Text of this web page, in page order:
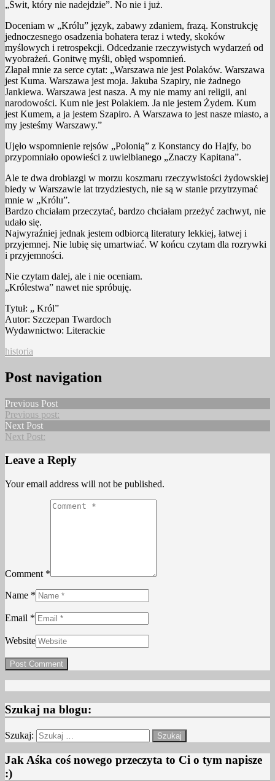
„Świt, który nie nadejdzie”. No nie i już.
Doceniam w „Królu” język, zabawy zdaniem, frazą. Konstrukcję
jednoczesnego osadzenia bohatera teraz i wtedy, skoków
myślowych i retrospekcji. Odcedzanie rzeczywistych wydarzeń od
wyobrażeń. Gonitwę myśli, obłęd wspomnień.
Złapał mnie za serce cytat: „Warszawa nie jest Polaków. Warszawa
jest Kuma. Warszawa jest moja. Jakuba Szapiry, nie żadnego
Jankiewa. Warszawa jest nasza. A my nie mamy ani religii, ani
narodowości. Kum nie jest Polakiem. Ja nie jestem Żydem. Kum
jest Kumem, a ja jestem Szapiro. A Warszawa to jest nasze miasto, a
my jesteśmy Warszawy.”
Ujęło wspomnienie rejsów „Polonią” z Konstancy do Hajfy, bo
przypomniało opowieści z uwielbianego „Znaczy Kapitana”.
Ale te dwa drobiazgi w morzu koszmaru rzeczywistości żydowskiej
biedy w Warszawie lat trzydziestych, nie są w stanie przytrzymać
mnie w „Królu”.
Bardzo chciałam przeczytać, bardzo chciałam przeżyć zachwyt, nie
udało się.
Najwyraźniej jednak jestem odbiorcą literatury lekkiej, łatwej i
przyjemnej. Nie lubię się umartwiać. W końcu czytam dla rozrywki
i przyjemności.
Nie czytam dalej, ale i nie oceniam.
„Królestwa” nawet nie spróbuję.
Tytuł: „ Król”
Autor: Szczepan Twardoch
Wydawnictwo: Literackie
historia
Post navigation
Previous Post
Previous post:
Next Post
Next Post:
Leave a Reply
Your email address will not be published.
Comment *
Name *
Email *
Website
Szukaj na blogu:
Szukaj:
Jak Aśka coś nowego przeczyta to Ci o tym napisze
:)